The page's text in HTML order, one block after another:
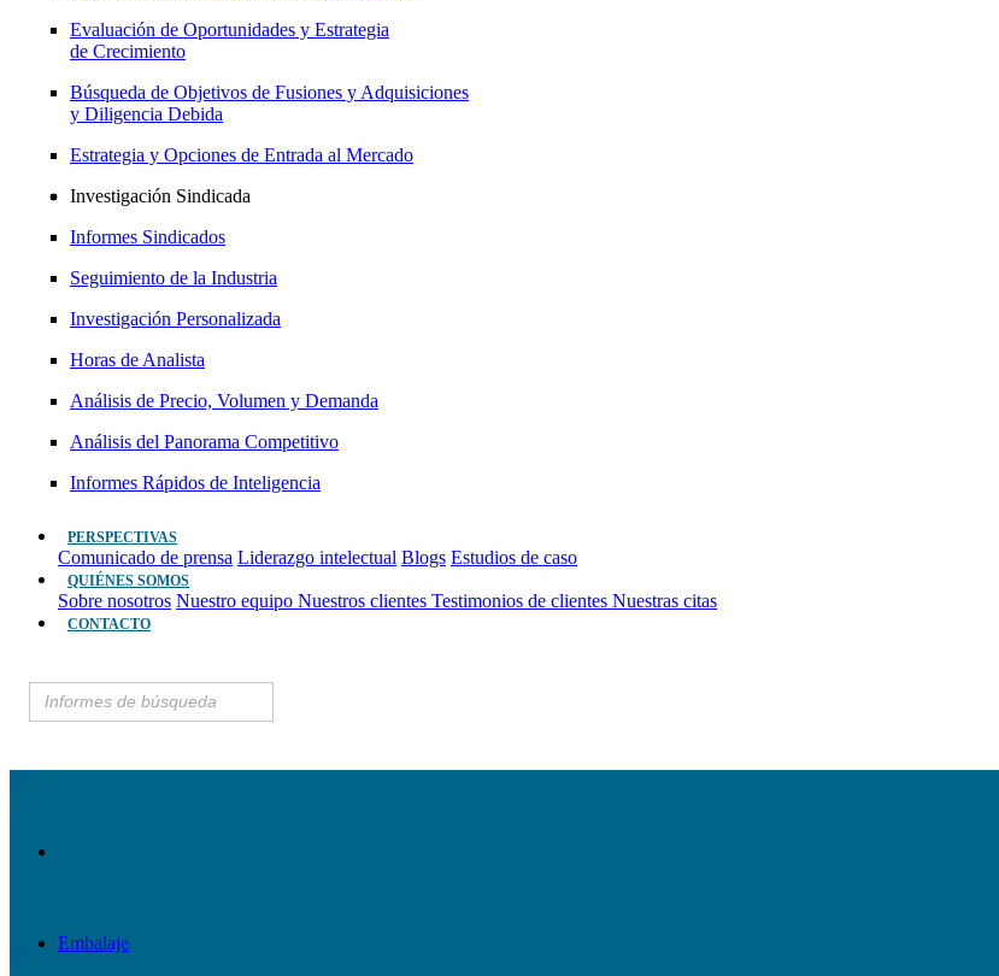
Evaluación de Oportunidades y Estrategia
de Crecimiento
Búsqueda de Objetivos de Fusiones y Adquisiciones
y Diligencia Debida
Estrategia y Opciones de Entrada al Mercado
Investigación Sindicada
Informes Sindicados
Seguimiento de la Industria
Investigación Personalizada
Horas de Analista
Análisis de Precio, Volumen y Demanda
Análisis del Panorama Competitivo
Informes Rápidos de Inteligencia
PERSPECTIVAS
Comunicado de prensa Liderazgo intelectual Blogs Estudios de caso
QUIÉNES SOMOS
Sobre nosotros Nuestro equipo Nuestros clientes Testimonios de clientes Nuestras citas
CONTACTO
Embalaje